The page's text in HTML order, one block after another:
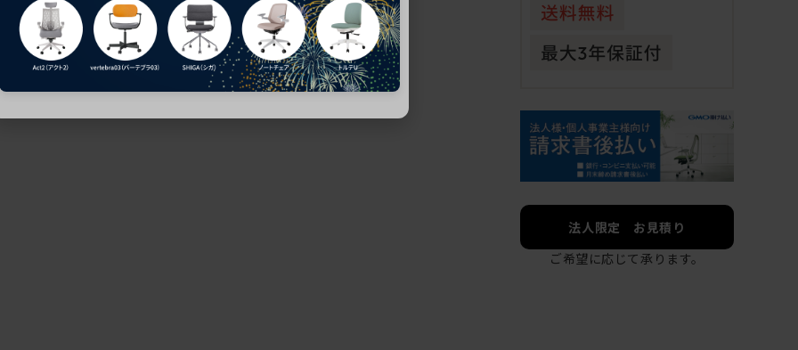
法人限定 お見積り
ご希望に応じて承ります。